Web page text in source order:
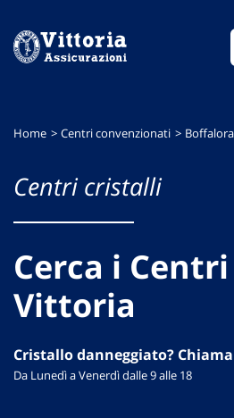
menu
contenuto
footer
Home Centri convenzionati
Centri cristalli
Cerca i
Vittoria
Cristallo danneggiato? Chiama
Da Lunedì a Venerdì dalle 9 alle 18